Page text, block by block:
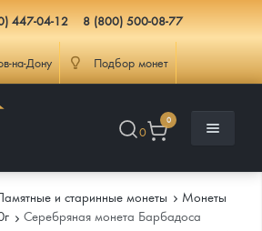
447-04-12 8 (800) 500-08-77
на-Дону Подбор монет
0
0
и старинные монеты
Монеты
Серебряная монета Барбадоса